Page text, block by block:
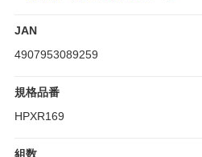
JAN
4907953089259
規格品番
HPXR169
組数